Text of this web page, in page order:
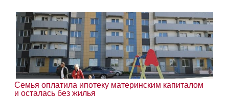
Семья оплатила ипотеку материнским капиталом
и осталась без жилья